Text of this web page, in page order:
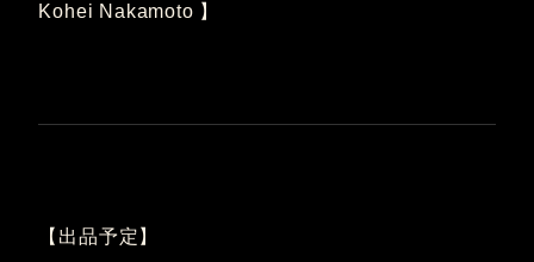
Kohei Nakamoto 】
【出品予定】